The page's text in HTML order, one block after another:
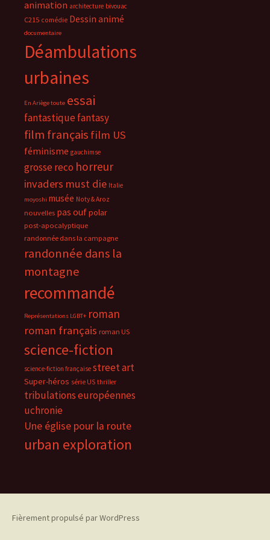
animation architecture bivouac
C215 comédie Dessin animé
documentaire
Déambulations
urbaines
En Ariège toute essai
fantastiquefantasy
film français film US
féminisme gauchimse
grosse reco horreur
invaders must die Italie
moyoshi musée Noty & Aroz
nouvelles pas oufpolar
post-apocalyptique
randonnée dans la campagne
randonnée dans la
montagne
recommandé
Représentations LGBT+ roman
roman français roman US
science-fiction
science-fiction française street art
Super-héros série US thriller
tribulations européennes
uchronie
Une église pour la route
urban exploration
Fièrement propulsé par WordPress